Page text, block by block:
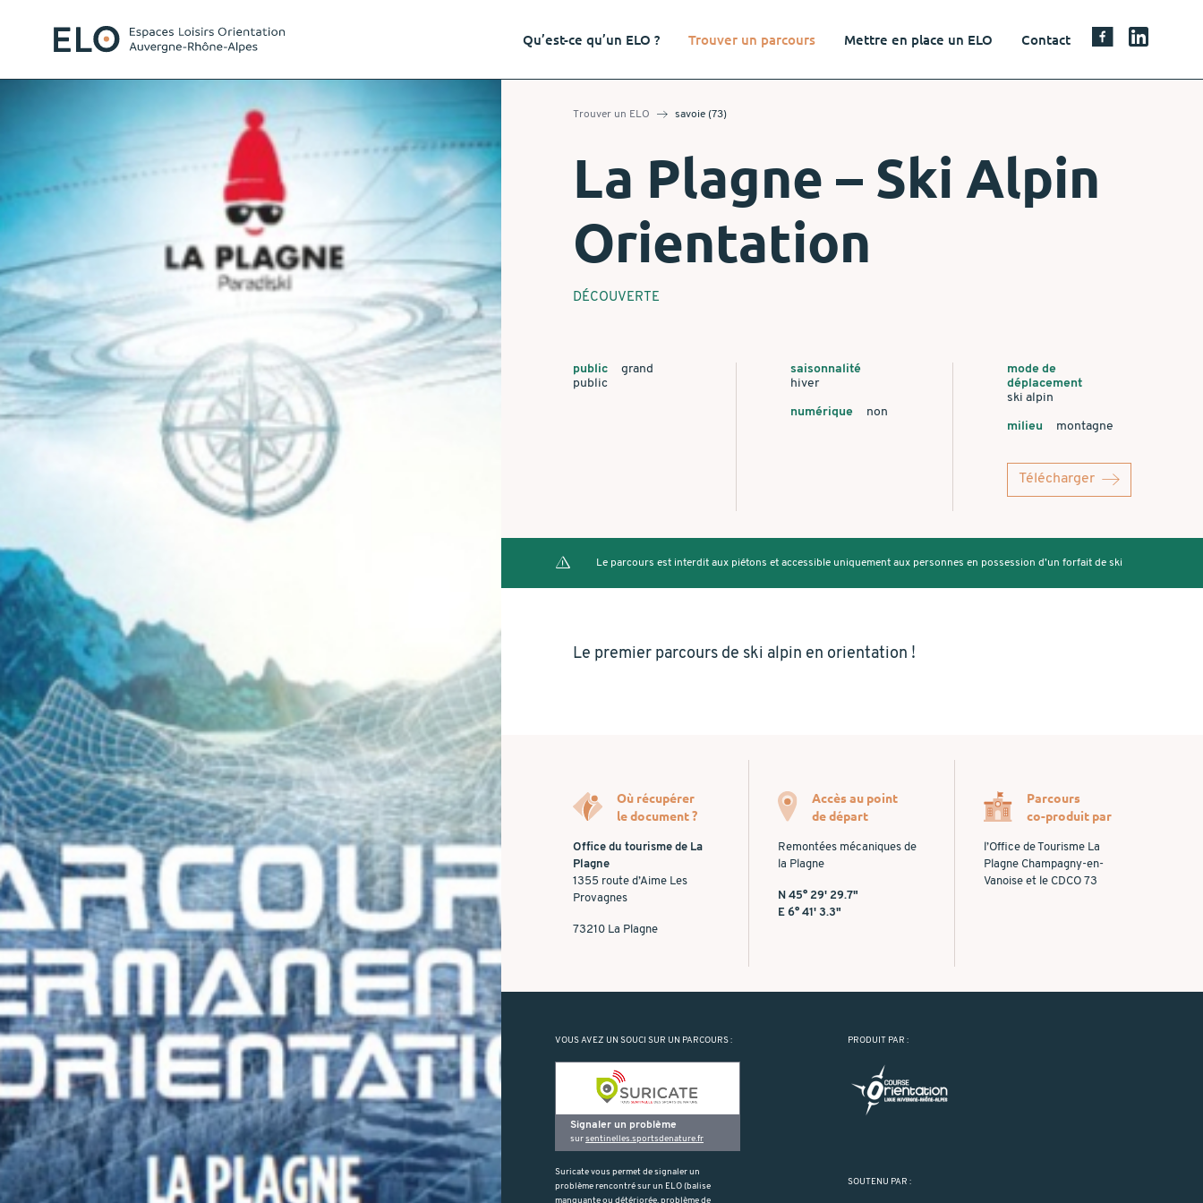
Qu’est-ce qu’un ELO ? Trouver un parcours Mettre en place un ELO Contact
Trouver un ELO savoie (73)
La Plagne – Ski Alpin
Orientation
DÉCOUVERTE
public
grand
public
saisonnalité
hiver
numérique non
mode de
déplacement
ski alpin
milieu montagne
Télécharger
Le parcours est interdit aux piétons et accessible uniquement aux personnes en possession d’un forfait de ski
Le premier parcours de ski alpin en orientation !
Où récupérer
le document ?
Office du tourisme de La
Plagne
1355 route d’Aime Les
Provagnes
73210 La Plagne
Accès au point
de départ
Remontées mécaniques de
la Plagne
N 45° 29' 29.7"
E 6° 41' 3.3"
Parcours
co-produit par
l’Office de Tourisme La
Plagne Champagny-en-
Vanoise et le CDCO 73
VOUS AVEZ UN SOUCI SUR UN PARCOURS :
Signaler un problème
sursentinelles.sportsdenature.fr
Suricate vous permet de signaler un
problème rencontré sur un ELO (balise
manquante ou détériorée, problème de
PRODUIT PAR :
SOUTENU PAR :